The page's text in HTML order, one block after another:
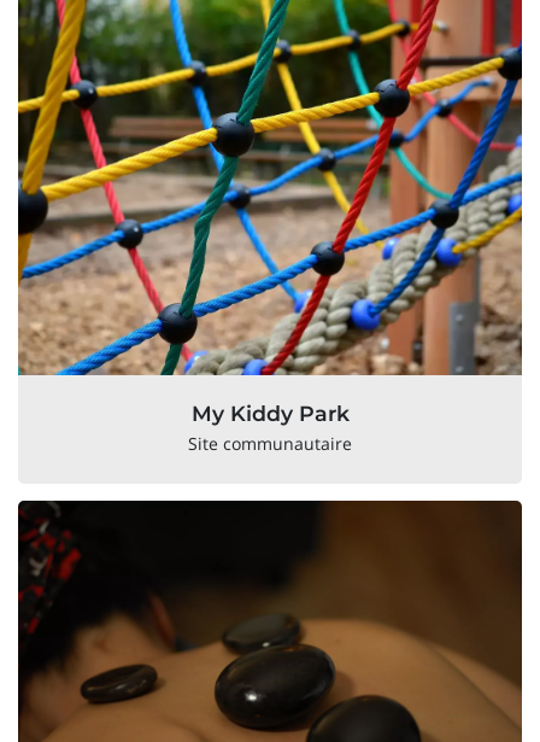
My Kiddy Park
Site communautaire